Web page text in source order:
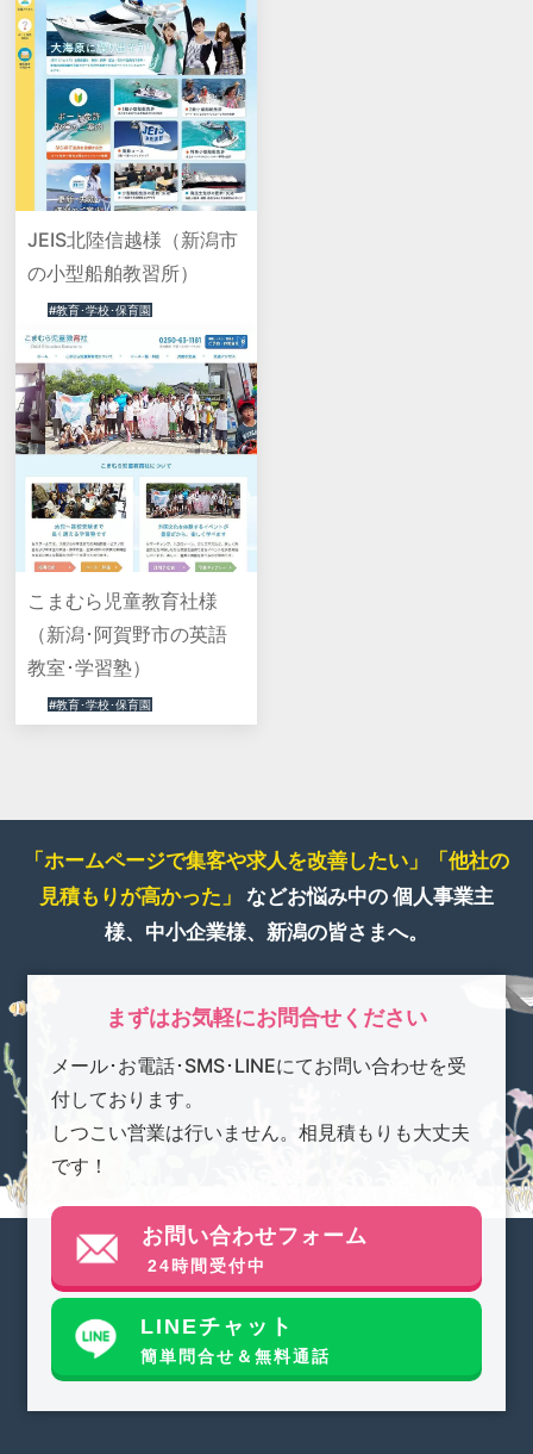
JEIS北陸信越様（新潟市
の小型船舶教習所）
#教育･学校･保育園
こまむら児童教育社様
（新潟･阿賀野市の英語
教室･学習塾）
#教育･学校･保育園
「ホームページで集客や求人を改善したい」
「他社の
見積もりが高かった」 などお悩み中の 個人事業主
様、中小企業様、新潟の皆さまへ。
まずはお気軽にお問合せください
メール･お電話･SMS･LINEにてお問い合わせを受
付しております。
しつこい営業は行いません。相見積もりも大丈夫
です！
お問い合わせフォーム
24時間受付中
LINEチャット
簡単問合せ＆無料通話